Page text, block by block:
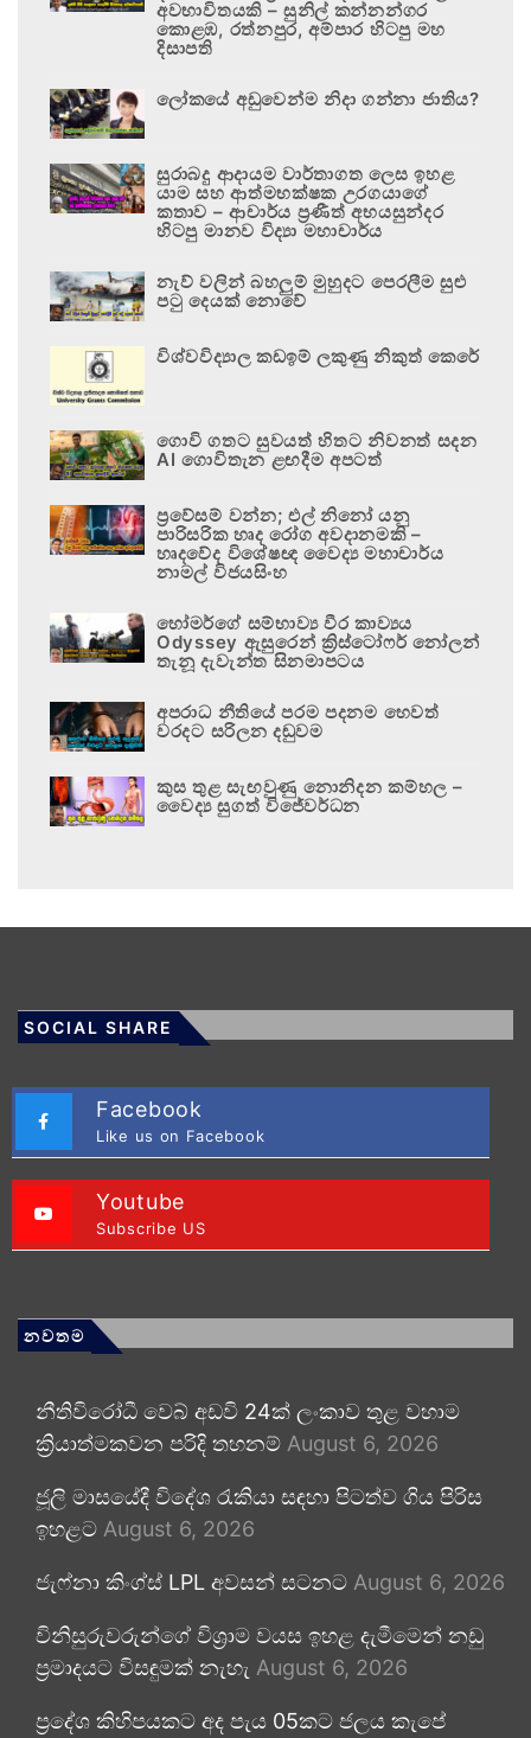
අවභාවිතයකි – සුනිල් කන්නන්ගර
කොළඹ, රත්නපුර, අම්පාර හිටපු මහ
දිසාපති
ලෝකයේ අඩුවෙන්ම නිදා ගන්නා ජාතිය?
සුරාබදු ආදායම වාර්තාගත ලෙස ඉහළ
යාම සහ ආත්මභක්ෂක උරගයාගේ
කතාව – ආචාර්ය ප්‍රණීත් අභයසුන්දර
හිටපු මානව විද්‍යා මහාචාර්ය
නැව් වලින් බහලුම් මුහුදට පෙරලීම සුළු
පටු දෙයක් නොවේ
විශ්වවිද්‍යාල කඩඉම් ලකුණු නිකුත් කෙරේ
ගොවි ගතට සුවයත් හිතට නිවනත් සදන
AI ගොවිතැන ළඟදීම අපටත්
ප්‍රවේසම් වන්න; එල් නිනෝ යනු
පාරිසරික හෘද රෝග අවදානමකි –
හෘදවේද විශේෂඥ වෛද්‍ය මහාචාර්ය
නාමල් විජයසිංහ
හෝමර්ගේ සම්භාව්‍ය වීර කාව්‍යය
Odyssey ඇසුරෙන් ක්‍රිස්ටෝෆර් නෝලන්
තැනූ දැවැන්ත සිනමාපටය
අපරාධ නීතියේ පරම පදනම හෙවත්
වරදට සරිලන දඬුවම
කුස තුළ සැඟවුණු නොනිදන කම්හල –
වෛද්‍ය සුගත් විජේවර්ධන
SOCIAL SHARE
Facebook
Like us on Facebook
Youtube
Subscribe US
නවතම
නීතිවිරෝධී වෙබ් අඩවි 24ක් ලංකාව තුළ වහාම
ක්‍රියාත්මකවන පරිදි තහනම් August 6, 2026
ජූලි මාසයේදී විදේශ රැකියා සඳහා පිටත්ව ගිය පිරිස
ඉහළට August 6, 2026
ජැෆ්නා කිංග්ස් LPL අවසන් සටනට August 6, 2026
විනිසුරුවරුන්ගේ විශ්‍රාම වයස ඉහළ දැමීමෙන් නඩු
ප්‍රමාදයට විසඳුමක් නැහැ August 6, 2026
ප්‍රදේශ කිහිපයකට අද පැය 05කට ජලය කැපේ